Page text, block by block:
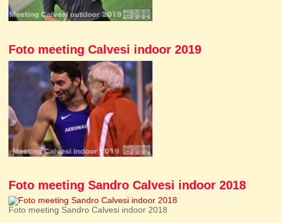
Foto meeting Calvesi indoor 2019
Foto meeting Sandro Calvesi indoor 2018
Foto meeting Sandro Calvesi indoor 2018